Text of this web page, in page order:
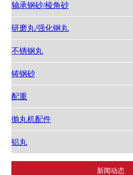
轴承钢砂/棱角砂
研磨丸/强化钢丸
不锈钢丸
铸钢砂
配重
抛丸机配件
铝丸
新闻动态